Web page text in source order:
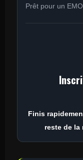
Prêt pour un
Finis
reste de la